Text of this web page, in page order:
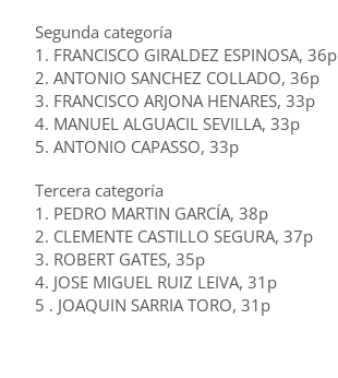
Segunda categoría
1. FRANCISCO GIRALDEZ ESPINOSA, 36p
2. ANTONIO SANCHEZ COLLADO, 36p
3. FRANCISCO ARJONA HENARES, 33p
4. MANUEL ALGUACIL SEVILLA, 33p
5. ANTONIO CAPASSO, 33p
Tercera categoría
1. PEDRO MARTIN GARCÍA, 38p
2. CLEMENTE CASTILLO SEGURA, 37p
3. ROBERT GATES, 35p
4. JOSE MIGUEL RUIZ LEIVA, 31p
5 . JOAQUIN SARRIA TORO, 31p